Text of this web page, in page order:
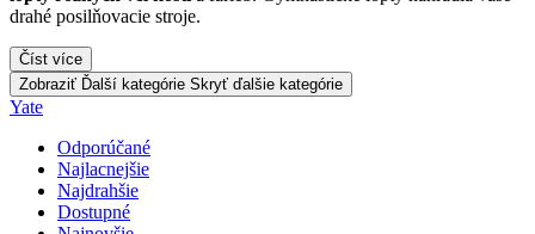
drahé posilňovacie stroje.
Číst více
Zobraziť Ďalší kategórie Skryť ďalšie kategórie
Yate
Odporúčané
Najlacnejšie
Najdrahšie
Dostupné